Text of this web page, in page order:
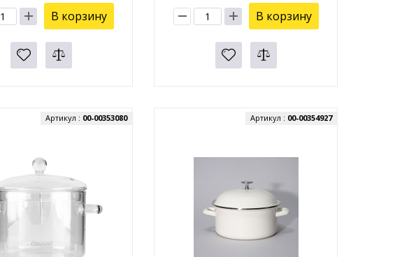
В корзину В корзину
Артикул : 00-00353080 Артикул : 00-00354927